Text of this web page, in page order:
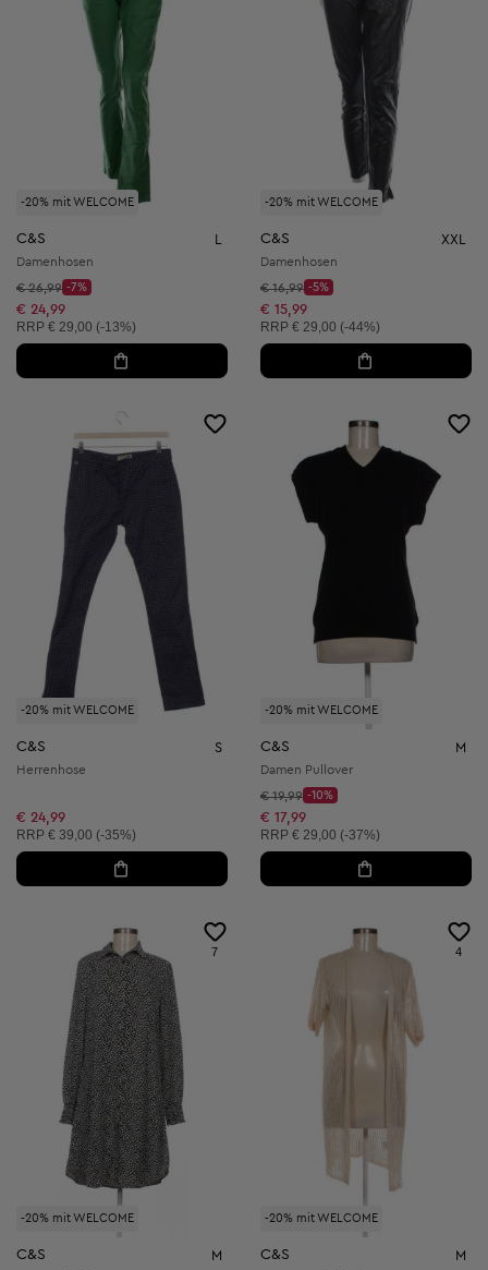
-20% mit WELCOME
C&S L
Damenhosen
Startpreis:
€ 26,99
Discount Price:
-7%
Reduzierter Preis:
€ 24,99
Unverbindliche Preisempfehlung:
RRP € 29,00 (-13%)
-20% mit WELCOME
C&S XXL
Damenhosen
Startpreis:
€ 16,99
Discount Price:
-5%
Reduzierter Preis:
€ 15,99
Unverbindliche Preisempfehlung:
RRP € 29,00 (-44%)
-20% mit WELCOME
C&S S
Herrenhose
€ 24,99
Unverbindliche Preisempfehlung:
RRP € 39,00 (-35%)
-20% mit WELCOME
C&S M
Damen Pullover
Startpreis:
€ 19,99
Discount Price:
-10%
Reduzierter Preis:
€ 17,99
Unverbindliche Preisempfehlung:
RRP € 29,00 (-37%)
-20% mit WELCOME
7
C&S M
-20% mit WELCOME
4
C&S M